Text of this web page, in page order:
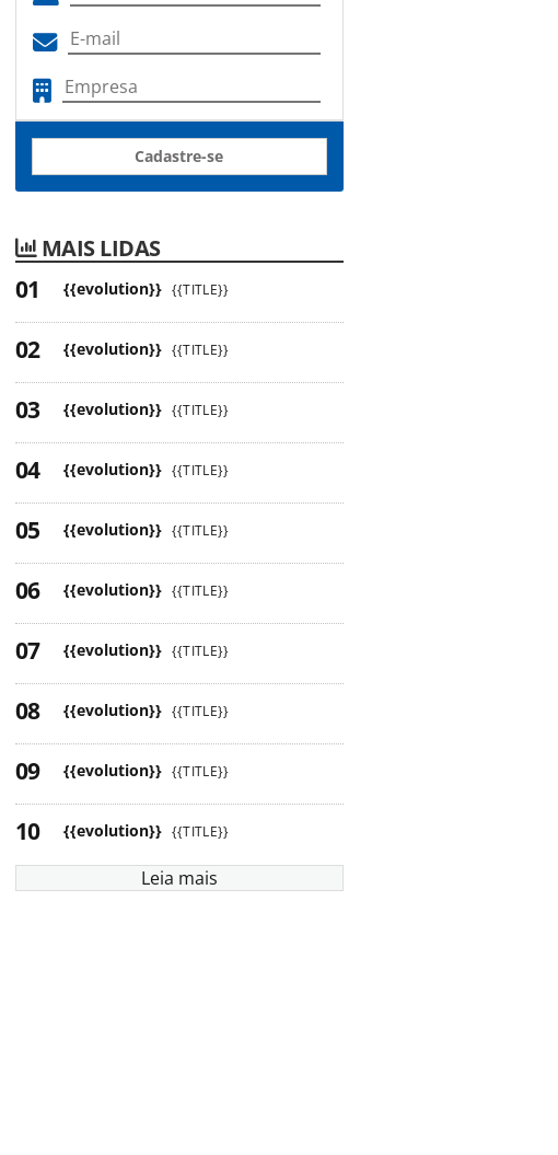
Cadastre-se
MAIS LIDAS
{{evolution}} {{TITLE}}
{{evolution}} {{TITLE}}
{{evolution}} {{TITLE}}
{{evolution}} {{TITLE}}
{{evolution}} {{TITLE}}
{{evolution}} {{TITLE}}
{{evolution}} {{TITLE}}
{{evolution}} {{TITLE}}
{{evolution}} {{TITLE}}
{{evolution}} {{TITLE}}
Leia mais